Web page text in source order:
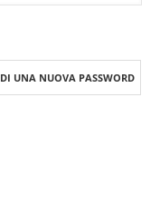
UNA NUOVA PASSWORD